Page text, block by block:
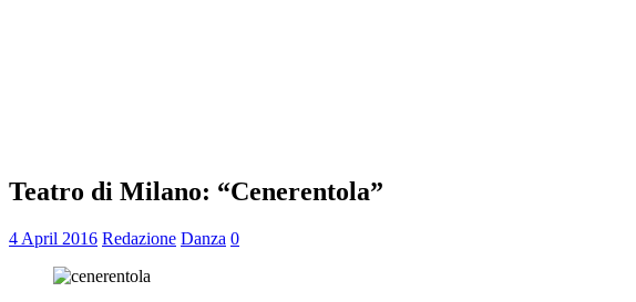
Teatro di Milano: “Cenerentola”
4 April 2016 Redazione Danza 0